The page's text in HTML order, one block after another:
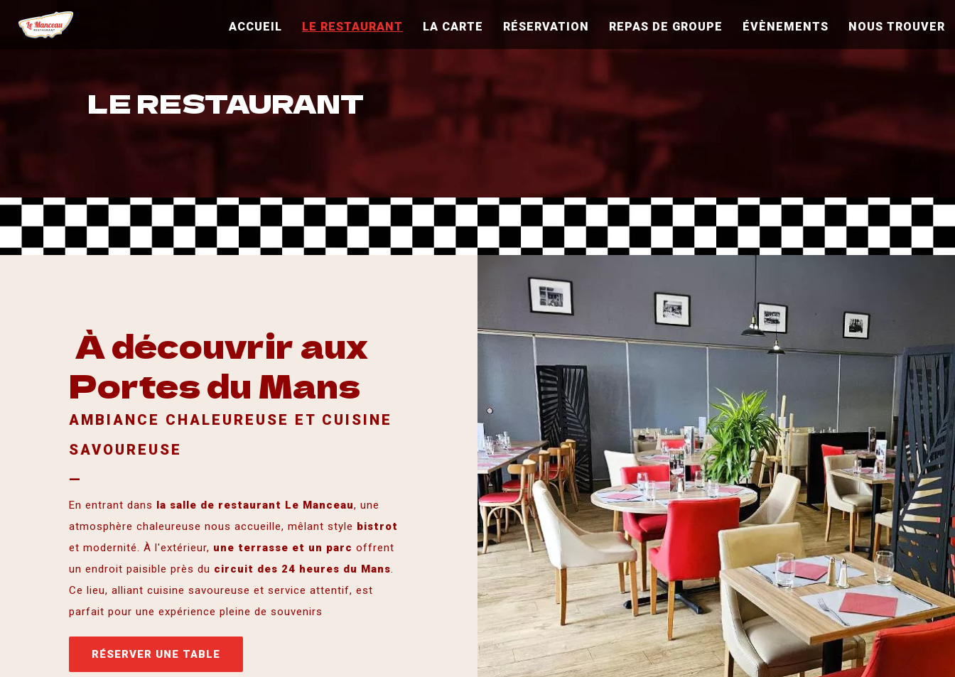
ACCUEIL LE RESTAURANT LA CARTE RÉSERVATION REPAS DE GROUPE ÉVÈNEMENTS NOUS TROUVER
LE RESTAURANT
À découvrir aux
Portes du Mans
AMBIANCE CHALEUREUSE ET CUISINE
SAVOUREUSE
—
En entrant dans la salle de restaurant Le Manceau, une
atmosphère chaleureuse nous accueille, mêlant style bistrot
et modernité. À l'extérieur, une terrasse et un parc offrent
un endroit paisible près du circuit des 24 heures du Mans.
Ce lieu, alliant cuisine savoureuse et service attentif, est
parfait pour une expérience pleine de souvenirs
RÉSERVER UNE TABLE